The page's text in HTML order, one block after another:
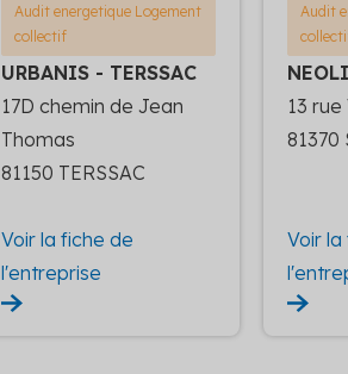
Audit energetique Logement
collectif
URBANIS - TERSSAC
17D chemin de Jean
Thomas
81150 TERSSAC
Voir la fiche de
l'entreprise
Audit
13
81370
Voir